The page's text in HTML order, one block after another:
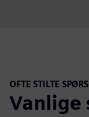
OFTE STILTE
Vanlige